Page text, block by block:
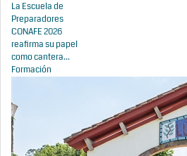
La Escuela de
Preparadores
CONAFE 2026
reafirma su papel
como cantera...
Formación